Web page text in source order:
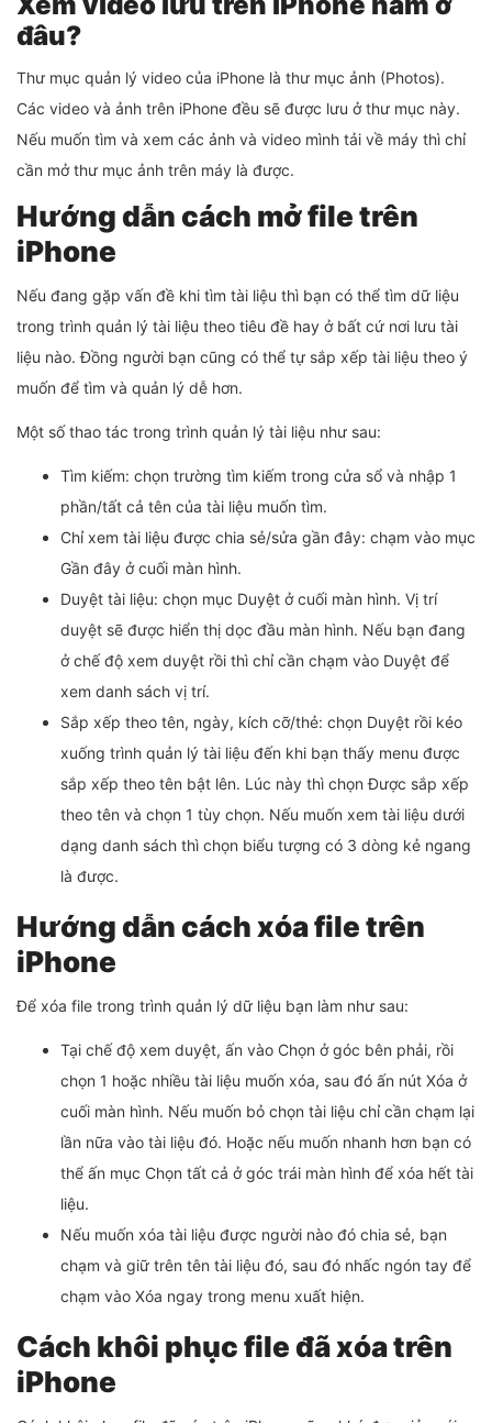
đâu?
Thư mục quản lý video của iPhone là thư mục ảnh (Photos).
Các video và ảnh trên iPhone đều sẽ được lưu ở thư mục này.
Nếu muốn tìm và xem các ảnh và video mình tải về máy thì chỉ
cần mở thư mục ảnh trên máy là được.
Hướng dẫn cách mở file trên
iPhone
Nếu đang gặp vấn đề khi tìm tài liệu thì bạn có thể tìm dữ liệu
trong trình quản lý tài liệu theo tiêu đề hay ở bất cứ nơi lưu tài
liệu nào. Đồng người bạn cũng có thể tự sắp xếp tài liệu theo ý
muốn để tìm và quản lý dễ hơn.
Một số thao tác trong trình quản lý tài liệu như sau:
Tìm kiếm: chọn trường tìm kiếm trong cửa sổ và nhập 1
phần/tất cả tên của tài liệu muốn tìm.
Chỉ xem tài liệu được chia sẻ/sửa gần đây: chạm vào mục
Gần đây ở cuối màn hình.
Duyệt tài liệu: chọn mục Duyệt ở cuối màn hình. Vị trí
duyệt sẽ được hiển thị dọc đầu màn hình. Nếu bạn đang
ở chế độ xem duyệt rồi thì chỉ cần chạm vào Duyệt để
xem danh sách vị trí.
Sắp xếp theo tên, ngày, kích cỡ/thẻ: chọn Duyệt rồi kéo
xuống trình quản lý tài liệu đến khi bạn thấy menu được
sắp xếp theo tên bật lên. Lúc này thì chọn Được sắp xếp
theo tên và chọn 1 tùy chọn. Nếu muốn xem tài liệu dưới
dạng danh sách thì chọn biểu tượng có 3 dòng kẻ ngang
là được.
Hướng dẫn cách xóa file trên
iPhone
Để xóa file trong trình quản lý dữ liệu bạn làm như sau:
Tại chế độ xem duyệt, ấn vào Chọn ở góc bên phải, rồi
chọn 1 hoặc nhiều tài liệu muốn xóa, sau đó ấn nút Xóa ở
cuối màn hình. Nếu muốn bỏ chọn tài liệu chỉ cần chạm lại
lần nữa vào tài liệu đó. Hoặc nếu muốn nhanh hơn bạn có
thể ấn mục Chọn tất cả ở góc trái màn hình để xóa hết tài
liệu.
Nếu muốn xóa tài liệu được người nào đó chia sẻ, bạn
chạm và giữ trên tên tài liệu đó, sau đó nhấc ngón tay để
chạm vào Xóa ngay trong menu xuất hiện.
Cách khôi phục file đã xóa trên
iPhone